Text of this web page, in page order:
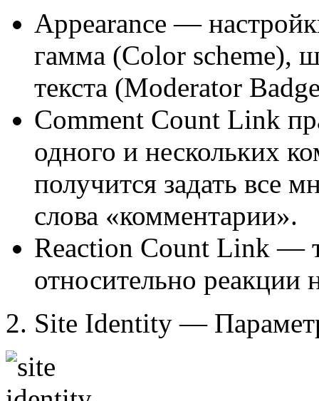
Appearance —
гамма (Color scheme),
текста (Moderator
Comment Count Link
одного и нескольких
получится задать все
слова «комментарии».
Reaction Count Link —
относительно реакции
2. Site Identity —